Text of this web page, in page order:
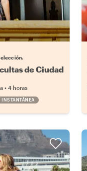
de Ciudad
• 4 horas